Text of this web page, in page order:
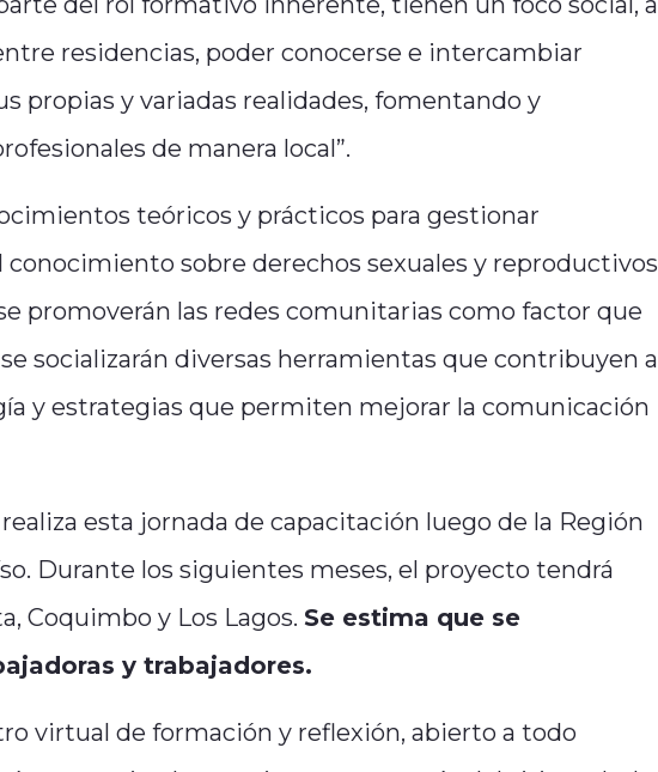
residencias, poder conocerse e intercambiar
propias y variadas realidades, fomentando y
de manera local”.
teóricos y prácticos para gestionar
sobre derechos sexuales y reproductivos
promoverán las redes comunitarias como factor que
socializarán diversas herramientas que contribuyen a
y estrategias que permiten mejorar la comunicación
esta jornada de capacitación luego de la Región
Durante los siguientes meses, el proyecto tendrá
Coquimbo y Los Lagos. Se estima que se
y trabajadores.
virtual de formación y reflexión, abierto a todo